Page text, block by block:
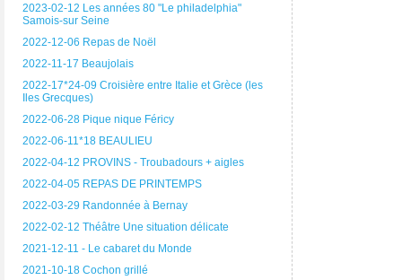
2023-02-12 Les années 80 "Le philadelphia"
Samois-sur Seine
2022-12-06 Repas de Noël
2022-11-17 Beaujolais
2022-17*24-09 Croisière entre Italie et Grèce (les
Iles Grecques)
2022-06-28 Pique nique Féricy
2022-06-11*18 BEAULIEU
2022-04-12 PROVINS - Troubadours + aigles
2022-04-05 REPAS DE PRINTEMPS
2022-03-29 Randonnée à Bernay
2022-02-12 Théâtre Une situation délicate
2021-12-11 - Le cabaret du Monde
2021-10-18 Cochon grillé